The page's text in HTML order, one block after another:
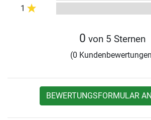
1
0 von 5 Sternen
(0
BEWERTUNGSFORMULAR